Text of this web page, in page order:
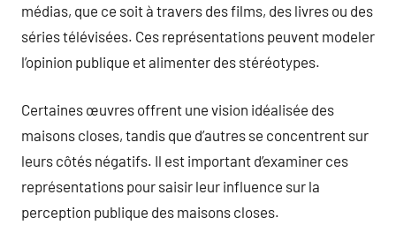
médias, que ce soit à travers des films, des livres ou des
séries télévisées. Ces représentations peuvent modeler
l’opinion publique et alimenter des stéréotypes.
Certaines œuvres offrent une vision idéalisée des
maisons closes, tandis que d’autres se concentrent sur
leurs côtés négatifs. Il est important d’examiner ces
représentations pour saisir leur influence sur la
perception publique des maisons closes.